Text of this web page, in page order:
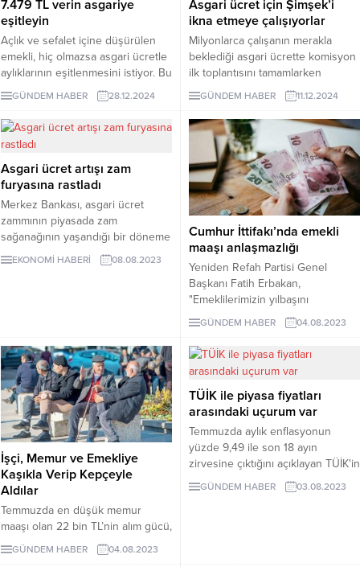
7.479 TL verin asgariye
eşitleyin
Açlık ve sefalet içine düşürülen
emekli, hiç olmazsa asgari ücretle
aylıklarının eşitlenmesini istiyor. Bu
talebin karşılanabilmesi için
enflasyon zammının üzerine
seyyanen 7 bin 479 lira verilmesi
yeterli.
GÜNDEM HABER 28.12.2024
Asgari ücret için Şimşek’i
ikna etmeye çalışıyorlar
Milyonlarca çalışanın merakla
beklediği asgari ücrette komisyon
ilk toplantısını tamamlarken
kulislerde konuşulanlar ortaya
Cumhurbaşkanı Erdoğan'ı ve
Bakan Şimşek'i 24 bin lira
seviyesinde bir asgari ücret
açıklanması konusunda ikna
etmeye çalıştığı belirtildi.
GÜNDEM HABER 11.12.2024
Asgari ücret artışı zam
furyasına rastladı
Merkez Bankası, asgari ücret
zammının piyasada zam
sağanağının yaşandığı bir döneme
denk geldiği için enflasyonu
yüksek oranda etkileyeceğini
EKONOMİ HABERİ 08.08.2023
Cumhur İttifakı’nda emekli
maaşı anlaşmazlığı
Yeniden Refah Partisi Genel
Başkanı Fatih Erbakan,
"Emeklilerimizin yılbaşını
bekleyecek durumu kalmamıştır.
Gerçekten de mağdur
durumdadırlar. Emeklilerimiz için
yılbaşına kadar beklenmemeli.
Gereğinin yarından tezi yok bir an
evvel yerine getirilmesi gerekiyor"
dedi
GÜNDEM HABER 04.08.2023
İşçi, Memur ve Emekliye
Kaşıkla Verip Kepçeyle
Aldılar
Temmuzda en düşük memur
maaşı olan 22 bin TL’nin alım gücü,
ağustos başında 20 bin 97 TL’ye
düştü. Asgari ücret daha cebe
GÜNDEM HABER 04.08.2023
TÜİK ile piyasa fiyatları
arasındaki uçurum var
Temmuzda aylık enflasyonun
yüzde 9,49 ile son 18 ayın
zirvesine çıktığını açıklayan TÜİK'in
'fiyatları en çok artan ürünler'
listesindeki zam oranları daha
GÜNDEM HABER 03.08.2023